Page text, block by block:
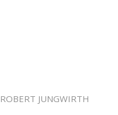
ROBERT JUNGWIRTH